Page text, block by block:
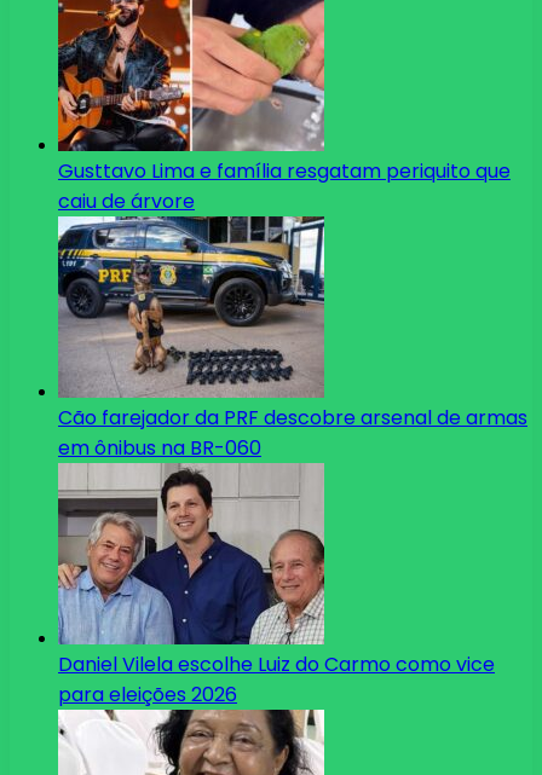
Gusttavo Lima e família resgatam periquito que
caiu de árvore
Cão farejador da PRF descobre arsenal de armas
em ônibus na BR-060
Daniel Vilela escolhe Luiz do Carmo como vice
para eleições 2026